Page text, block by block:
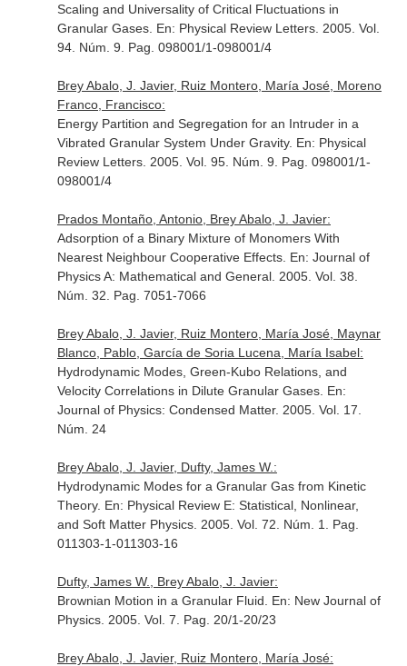
Scaling and Universality of Critical Fluctuations in
Granular Gases. En: Physical Review Letters. 2005. Vol.
94. Núm. 9. Pag. 098001/1-098001/4
Brey Abalo, J. Javier, Ruiz Montero, María José, Moreno
Franco, Francisco:
Energy Partition and Segregation for an Intruder in a
Vibrated Granular System Under Gravity. En: Physical
Review Letters. 2005. Vol. 95. Núm. 9. Pag. 098001/1-
098001/4
Prados Montaño, Antonio, Brey Abalo, J. Javier:
Adsorption of a Binary Mixture of Monomers With
Nearest Neighbour Cooperative Effects. En: Journal of
Physics A: Mathematical and General. 2005. Vol. 38.
Núm. 32. Pag. 7051-7066
Brey Abalo, J. Javier, Ruiz Montero, María José, Maynar
Blanco, Pablo, García de Soria Lucena, María Isabel:
Hydrodynamic Modes, Green-Kubo Relations, and
Velocity Correlations in Dilute Granular Gases. En:
Journal of Physics: Condensed Matter. 2005. Vol. 17.
Núm. 24
Brey Abalo, J. Javier, Dufty, James W.:
Hydrodynamic Modes for a Granular Gas from Kinetic
Theory. En: Physical Review E: Statistical, Nonlinear,
and Soft Matter Physics. 2005. Vol. 72. Núm. 1. Pag.
011303-1-011303-16
Dufty, James W., Brey Abalo, J. Javier:
Brownian Motion in a Granular Fluid. En: New Journal of
Physics. 2005. Vol. 7. Pag. 20/1-20/23
Brey Abalo, J. Javier, Ruiz Montero, María José: